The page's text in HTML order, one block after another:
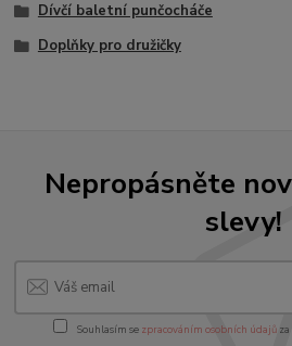
Dívčí baletní punčocháče
Doplňky pro družičky
Nepropásněte
slevy!
Souhlasím se zpracováním osobních údajůza